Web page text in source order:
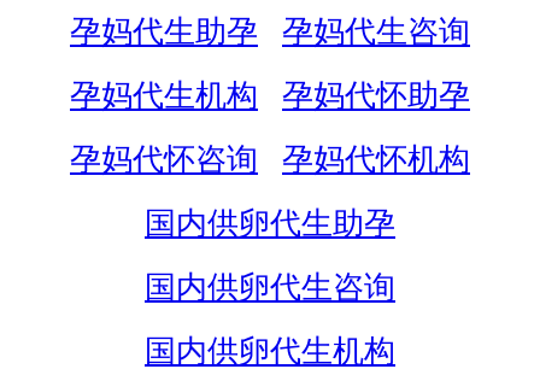
孕妈代生助孕
孕妈代生咨询
孕妈代生机构
孕妈代怀助孕
孕妈代怀咨询
孕妈代怀机构
国内供卵代生助孕
国内供卵代生咨询
国内供卵代生机构